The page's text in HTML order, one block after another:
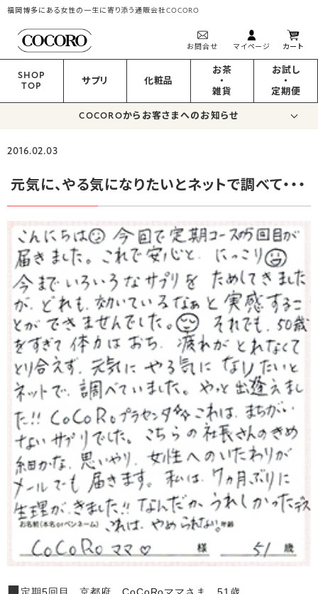
福岡博多にある女性の一生に寄り添う通販会社COCORO
お問合せ マイページ カート
SHOP
TOP
サプリ 化粧品
お茶
・
雑貨
お試し
・
定期便
COCOROからお客さまへのお知らせ
2016.02.03
元気に、やる気になりたいとネットで調べて・・・